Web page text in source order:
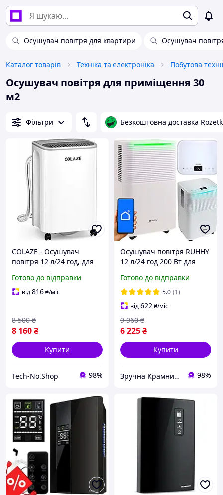
Осушувач повітря для квартири Осушувач
Каталог товарів Техніка та електроніка Побутова
Осушувач повітря для приміщення 30
м2
Фільтри Безкоштовна доставка
COLAZE - Осушувач
повітря 12 л/24 год, для
120 м³ (30 м²), резервуар
2.5л, тихий, з цифровим
Готово до відправки
від816₴/міс
8 160₴
8 500 ₴
Купити
Tech-No.Shop 98%
Осушувач повітря RUHHY
12 л/24 год 200 Вт для
гігростатом таймером і
WiFi білий
Готово до відправки
5.0 (1)
від622₴/міс
6 225₴
9 960 ₴
Купити
Зручна Крамниця 98%